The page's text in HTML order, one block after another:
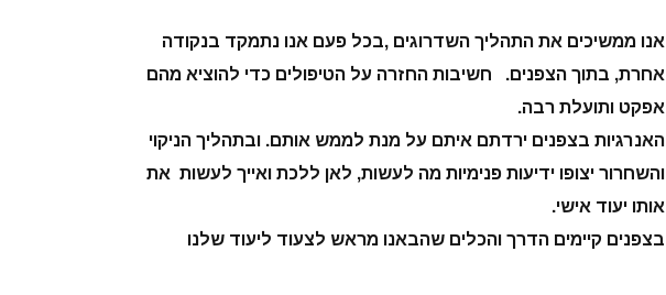
אנו ממשיכים את התהליך השדרוגים ,בכל פעם אנו נתמקד בנקודה
אחרת, בתוך הצפנים. חשיבות החזרה על הטיפולים כדי להוציא מהם
אפקט ותועלת רבה.
האנרגיות בצפנים ירדתם איתם על מנת לממש אותם. ובתהליך הניקוי
והשחרור יצופו ידיעות פנימיות מה לעשות, לאן ללכת ואייך לעשות את
אותו יעוד אישי.
בצפנים קיימים הדרך והכלים שהבאנו מראש לצעוד ליעוד שלנו